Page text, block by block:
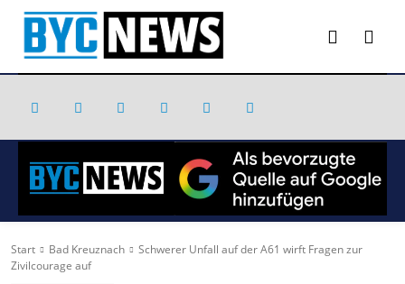
Start Bad Kreuznach
Schwerer Unfall auf der A61 wirft Fragen zur
Zivilcourage auf